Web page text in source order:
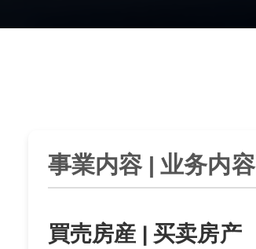
事業内容 | 业务内容
買売房産 | 买卖房产